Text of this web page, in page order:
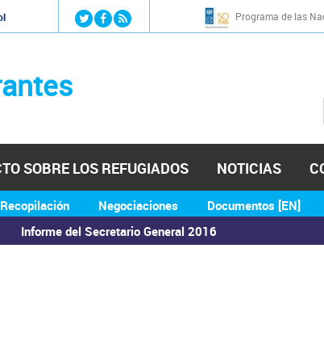
Jump to navigation Programa de las
Informe del Secretario General 2016
Recopilación Negociaciones Documentos [EN]
SOBRE LOS REFUGIADOS NOTICIAS